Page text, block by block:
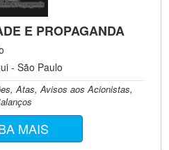
E PROPAGANDA
- São Paulo
Atas, Avisos aos Acionistas,
MAIS